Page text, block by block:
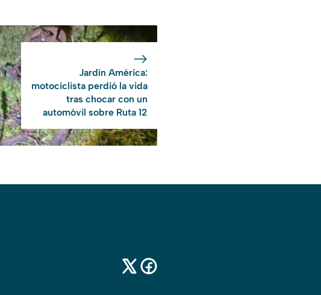
Jardín América:
motociclista perdió la vida
tras chocar con un
automóvil sobre Ruta 12